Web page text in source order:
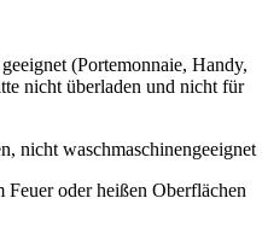
(Portemonnaie, Handy,
nicht überladen und nicht für
nicht waschmaschinengeeignet
oder heißen Oberflächen